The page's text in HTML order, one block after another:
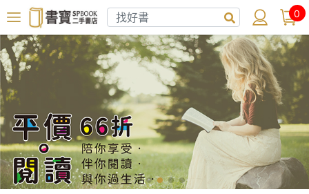
0